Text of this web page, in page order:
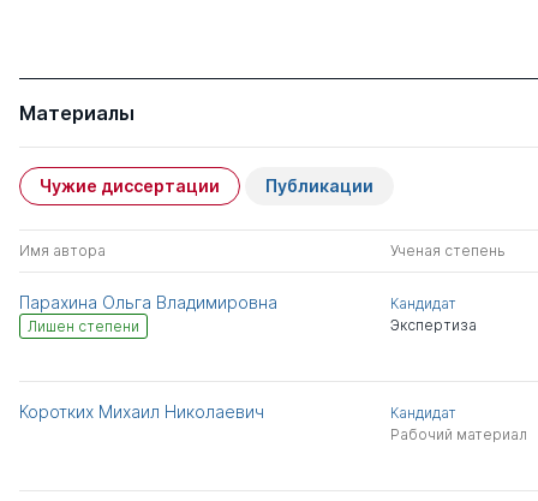
Материалы
Чужие диссертации Публикации
Имя автора Ученая степень
Парахина Ольга Владимировна
Лишен степени
Кандидат
Экспертиза
Коротких Михаил Николаевич
Кандидат
Рабочий материал